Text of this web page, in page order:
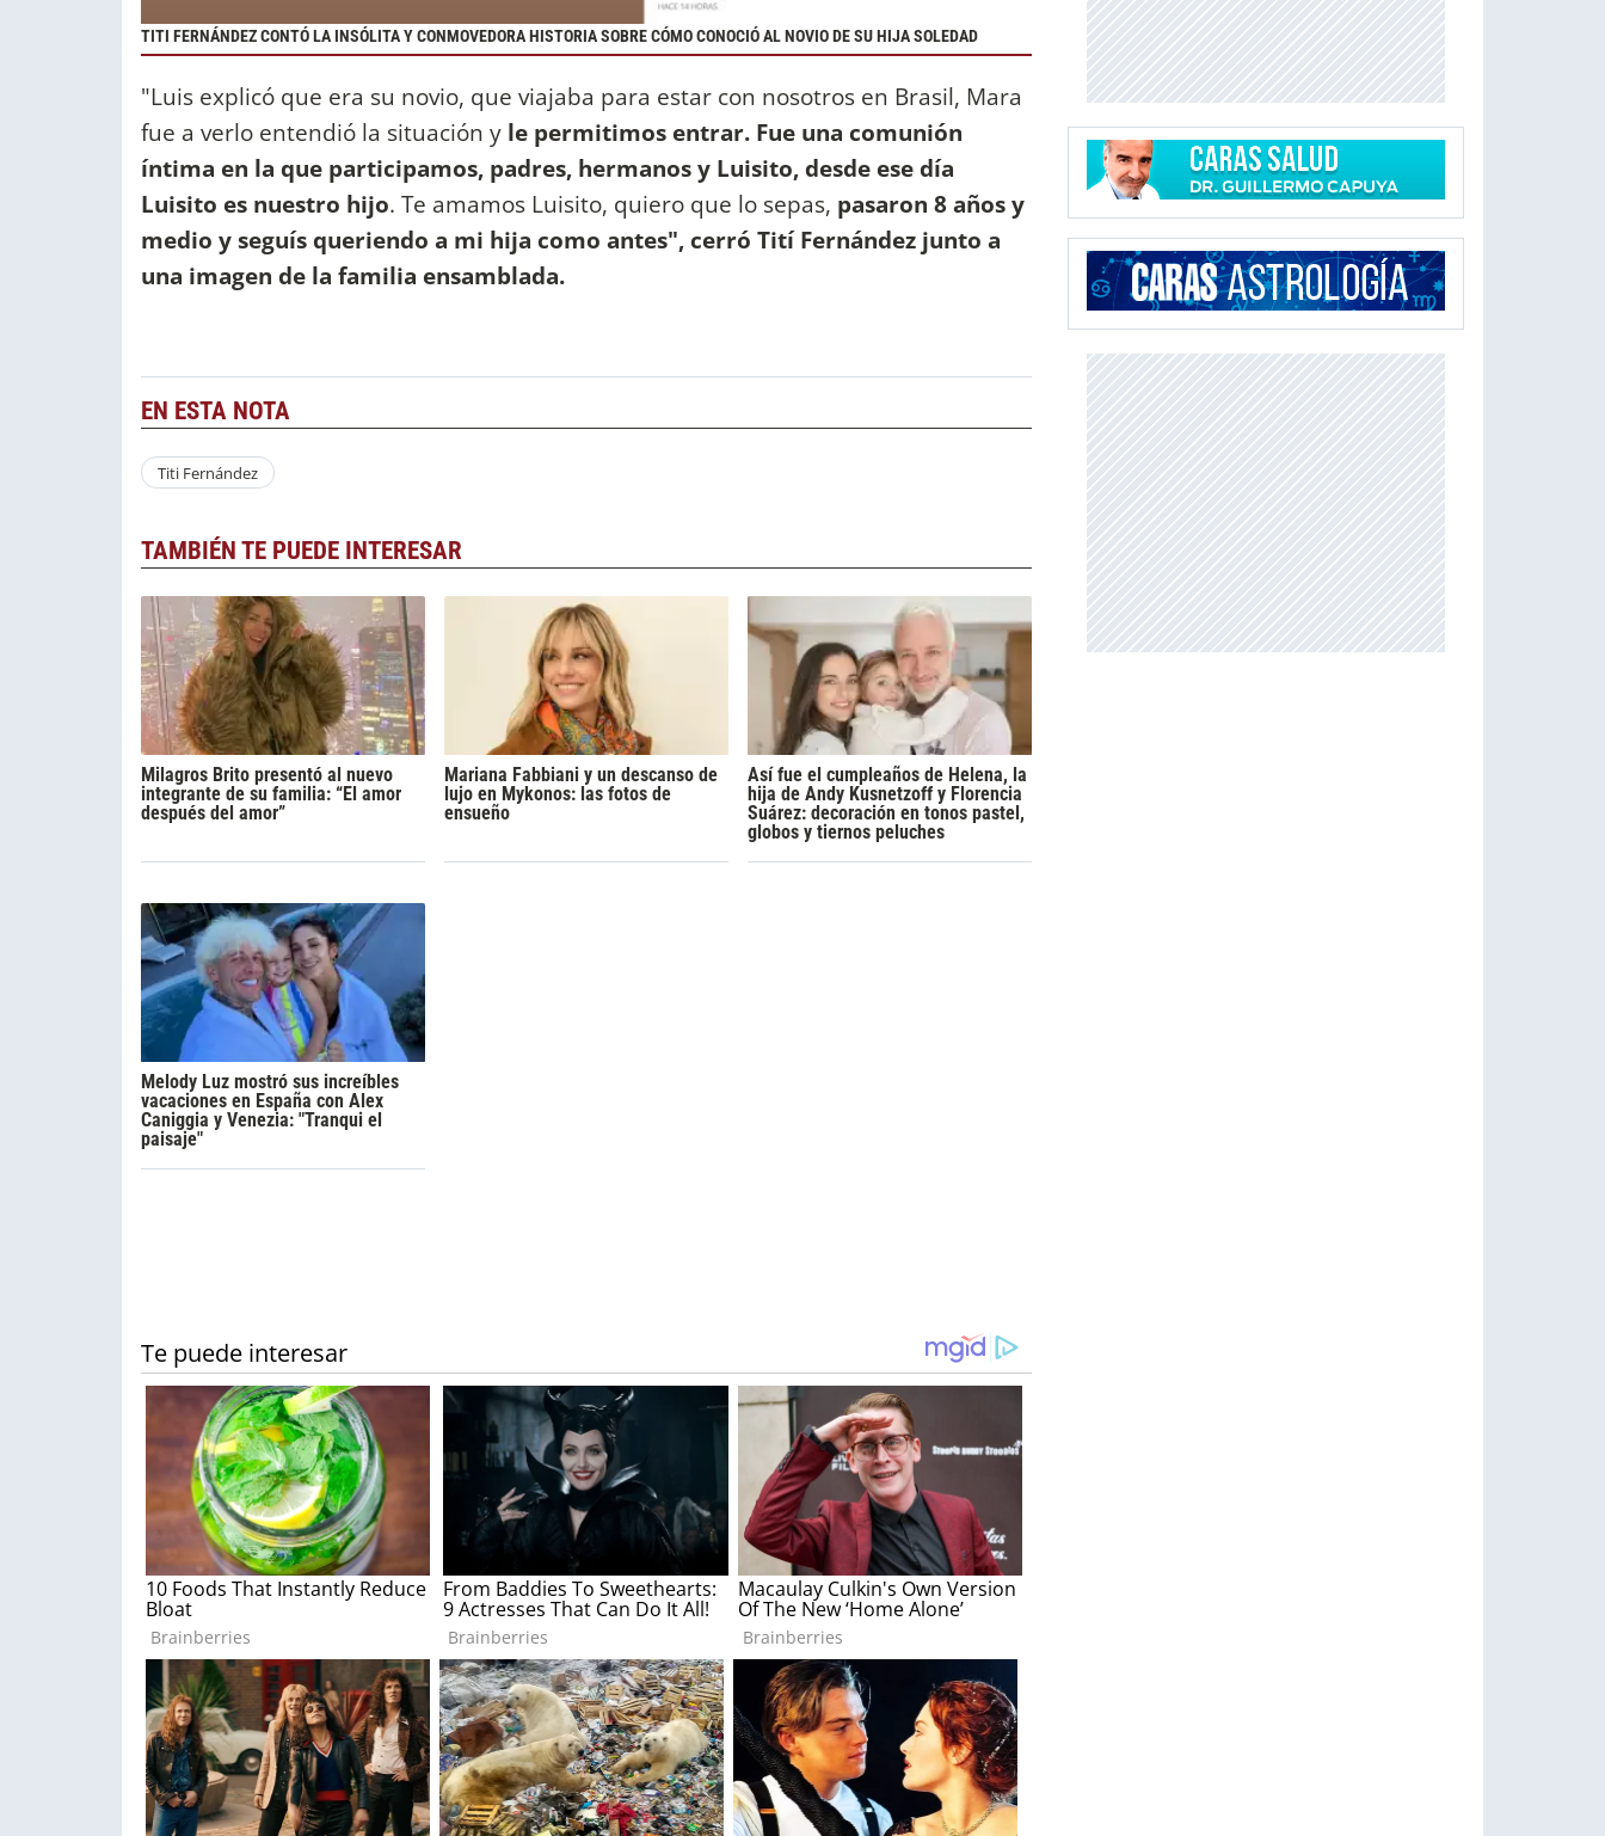
TITI FERNÁNDEZ CONTÓ LA INSÓLITA Y CONMOVEDORA HISTORIA SOBRE CÓMO CONOCIÓ AL NOVIO DE SU HIJA SOLEDAD
"Luis explicó que era su novio, que viajaba para estar con nosotros en Brasil, Mara
fue a verlo entendió la situación y le permitimos entrar. Fue una comunión
íntima en la que participamos, padres, hermanos y Luisito, desde ese día
Luisito es nuestro hijo. Te amamos Luisito, quiero que lo sepas, pasaron 8 años y
medio y seguís queriendo a mi hija como antes", cerró Tití Fernández junto a
una imagen de la familia ensamblada.
EN ESTA NOTA
Titi Fernández
TAMBIÉN TE PUEDE INTERESAR
Milagros Brito presentó al nuevo
integrante de su familia: “El amor
después del amor”
Mariana Fabbiani y un descanso de
lujo en Mykonos: las fotos de
ensueño
Así fue el cumpleaños de Helena, la
hija de Andy Kusnetzoff y Florencia
Suárez: decoración en tonos pastel,
globos y tiernos peluches
Melody Luz mostró sus increíbles
vacaciones en España con Alex
Caniggia y Venezia: "Tranqui el
paisaje"